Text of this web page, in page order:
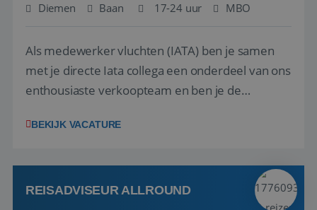
Diemen Baan 17-24 uur MBO
Als medewerker vluchten (IATA) ben je samen
met je directe Iata collega een onderdeel van ons
enthousiaste verkoopteam en ben je de
en tarieven waar je collega’s niet uitkomen.
kwaliteitsbewaking van alles wat met IATA te m...
BEKIJK VACATURE
REISADVISEUR ALLROUND